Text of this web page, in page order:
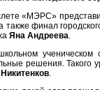
«МЭРС»
также финал
Яна Андреева.
ученическом
решения. Такого
.